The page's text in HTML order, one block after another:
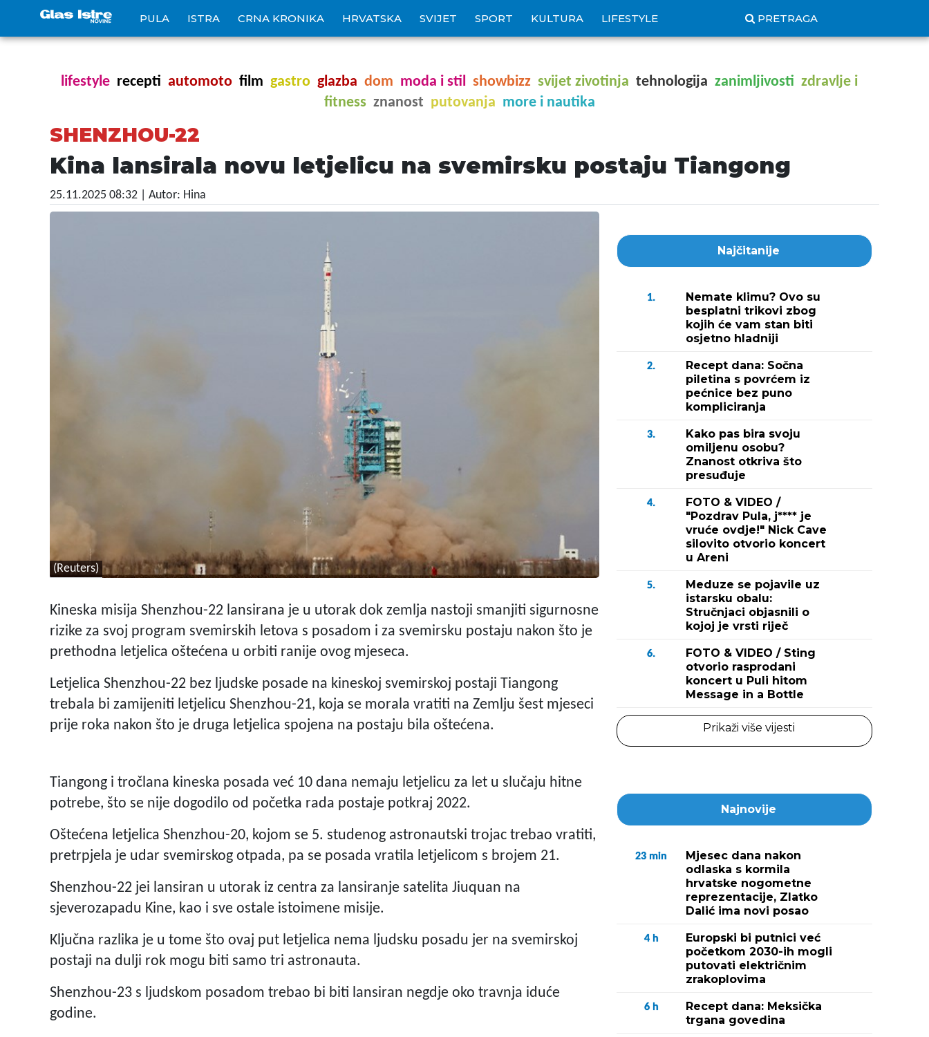
PULA ISTRA CRNA KRONIKA HRVATSKA SVIJET SPORT KULTURA LIFESTYLE PRETRAGA
lifestyle recepti automoto film gastro glazba dom moda i stil showbizz svijet zivotinja tehnologija zanimljivosti zdravlje i
fitness znanost putovanja more i nautika
SHENZHOU-22
Kina lansirala novu letjelicu na svemirsku postaju Tiangong
25.11.2025 08:32 | Autor: Hina
(Reuters)
Kineska misija Shenzhou-22 lansirana je u utorak dok zemlja nastoji smanjiti sigurnosne
rizike za svoj program svemirskih letova s posadom i za svemirsku postaju nakon što je
prethodna letjelica oštećena u orbiti ranije ovog mjeseca.
Letjelica Shenzhou-22 bez ljudske posade na kineskoj svemirskoj postaji Tiangong
trebala bi zamijeniti letjelicu Shenzhou-21, koja se morala vratiti na Zemlju šest mjeseci
prije roka nakon što je druga letjelica spojena na postaju bila oštećena.
Tiangong i tročlana kineska posada već 10 dana nemaju letjelicu za let u slučaju hitne
potrebe, što se nije dogodilo od početka rada postaje potkraj 2022.
Oštećena letjelica Shenzhou-20, kojom se 5. studenog astronautski trojac trebao vratiti,
pretrpjela je udar svemirskog otpada, pa se posada vratila letjelicom s brojem 21.
Shenzhou-22 jei lansiran u utorak iz centra za lansiranje satelita Jiuquan na
sjeverozapadu Kine, kao i sve ostale istoimene misije.
Ključna razlika je u tome što ovaj put letjelica nema ljudsku posadu jer na svemirskoj
postaji na dulji rok mogu biti samo tri astronauta.
Shenzhou-23 s ljudskom posadom trebao bi biti lansiran negdje oko travnja iduće
godine.
Najčitanije
1.
Nemate klimu? Ovo su
besplatni trikovi zbog
kojih će vam stan biti
osjetno hladniji
2.
Recept dana: Sočna
piletina s povrćem iz
pećnice bez puno
kompliciranja
3.
Kako pas bira svoju
omiljenu osobu?
Znanost otkriva što
presuđuje
4.
FOTO & VIDEO /
"Pozdrav Pula, j**** je
vruće ovdje!" Nick Cave
silovito otvorio koncert
u Areni
5.
Meduze se pojavile uz
istarsku obalu:
Stručnjaci objasnili o
kojoj je vrsti riječ
6.
FOTO & VIDEO / Sting
otvorio rasprodani
koncert u Puli hitom
Message in a Bottle
Prikaži više vijesti
Najnovije
23 min
Mjesec dana nakon
odlaska s kormila
hrvatske nogometne
reprezentacije, Zlatko
Dalić ima novi posao
4 h
Europski bi putnici već
početkom 2030-ih mogli
putovati električnim
zrakoplovima
6 h
Recept dana: Meksička
trgana govedina